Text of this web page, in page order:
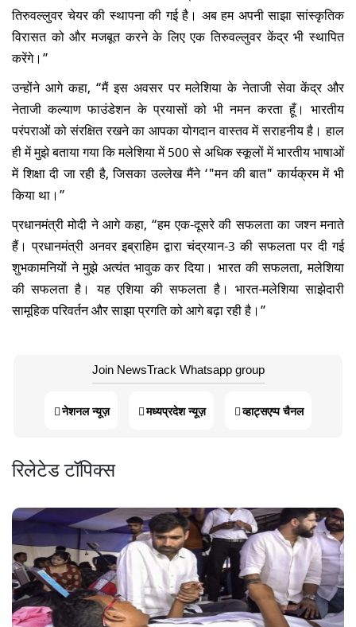
तिरुवल्लुवर चेयर की स्थापना की गई है। अब हम अपनी साझा सांस्कृतिक
विरासत को और मजबूत करने के लिए एक तिरुवल्लुवर केंद्र भी स्थापित
करेंगे।”
उन्होंने आगे कहा, “मैं इस अवसर पर मलेशिया के नेताजी सेवा केंद्र और
नेताजी कल्याण फाउंडेशन के प्रयासों को भी नमन करता हूँ। भारतीय
परंपराओं को संरक्षित रखने का आपका योगदान वास्तव में सराहनीय है। हाल
ही में मुझे बताया गया कि मलेशिया में 500 से अधिक स्कूलों में भारतीय भाषाओं
में शिक्षा दी जा रही है, जिसका उल्लेख मैंने ‘"मन की बात" कार्यक्रम में भी
किया था।”
प्रधानमंत्री मोदी ने आगे कहा, “हम एक-दूसरे की सफलता का जश्न मनाते
हैं। प्रधानमंत्री अनवर इब्राहिम द्वारा चंद्रयान-3 की सफलता पर दी गई
शुभकामनियों ने मुझे अत्यंत भावुक कर दिया। भारत की सफलता, मलेशिया
की सफलता है। यह एशिया की सफलता है। भारत-मलेशिया साझेदारी
सामूहिक परिवर्तन और साझा प्रगति को आगे बढ़ा रही है।”
Join NewsTrack Whatsapp group
नेशनल न्यूज़ मध्यप्रदेश न्यूज़ व्हाट्सएप्प चैनल
रिलेटेड टॉपिक्स